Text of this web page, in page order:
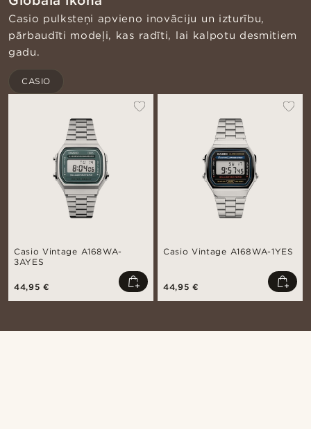
Casio pulksteņi apvieno inovāciju un izturību,
pārbaudīti modeļi, kas radīti, lai kalpotu desmitiem
gadu.
CASIO
Casio Vintage A168WA-
3AYES
44,95 €
Casio Vintage A168WA-1YES
44,95 €